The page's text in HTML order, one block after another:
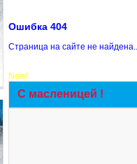
Ошибка 404
Страница на сайте не
New!
С масленицей !